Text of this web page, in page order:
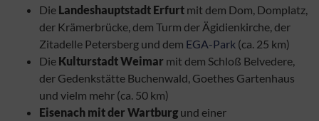
Die Landeshauptstadt Erfurt mit dem Dom, Domplatz,
der Krämerbrücke, dem Turm der Ägidienkirche, der
Zitadelle Petersberg und dem EGA-Park (ca. 25 km)
Die Kulturstadt Weimar mit dem Schloß Belvedere,
der Gedenkstätte Buchenwald, Goethes Gartenhaus
und vielm mehr (ca. 50 km)
Eisenach mit der Wartburg und einer